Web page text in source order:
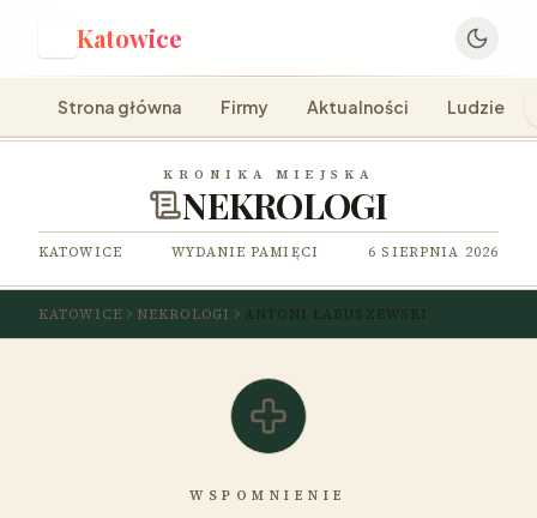
Katowice
Strona główna Firmy Aktualności Ludzie
KRONIKA MIEJSKA
NEKROLOGI
KATOWICE WYDANIE PAMIĘCI 6 SIERPNIA 2026
KATOWICE NEKROLOGI ANTONI ŁABUSZEWSKI
WSPOMNIENIE